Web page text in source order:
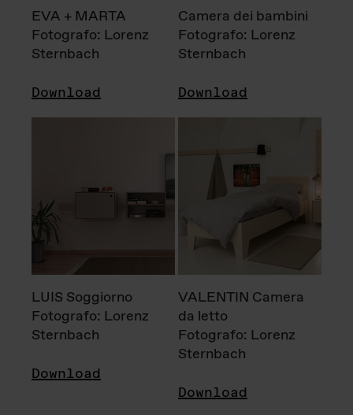
EVA + MARTA
Fotografo: Lorenz
Sternbach
Download
Camera dei bambini
Fotografo: Lorenz
Sternbach
Download
LUIS Soggiorno
Fotografo: Lorenz
Sternbach
Download
VALENTIN Camera
da letto
Fotografo: Lorenz
Sternbach
Download